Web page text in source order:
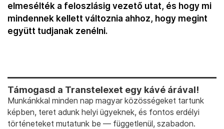
elmesélték a feloszlásig vezető utat, és hogy mi
mindennek kellett változnia ahhoz, hogy megint
együtt tudjanak zenélni.
Támogasd a Transtelexet egy kávé árával!
Munkánkkal minden nap magyar közösségeket tartunk
képben, teret adunk helyi ügyeknek, és fontos erdélyi
történeteket mutatunk be — függetlenül, szabadon.